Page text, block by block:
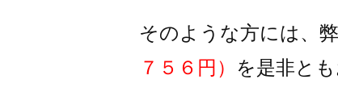
そのような方には、
７５６円） を是非と